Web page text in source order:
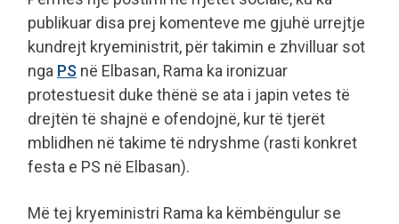
publikuar disa prej komenteve me gjuhë urrejtje
kundrejt kryeministrit, për takimin e zhvilluar sot
nga PS në Elbasan, Rama ka ironizuar
protestuesit duke thënë se ata i japin vetes të
drejtën të shajnë e ofendojnë, kur të tjerët
mblidhen në takime të ndryshme (rasti konkret
festa e PS në Elbasan).
Më tej kryeministri Rama ka këmbëngulur se